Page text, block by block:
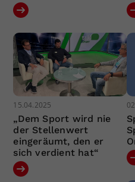
15.04.2025
„Dem Sport wird nie
der Stellenwert
eingeräumt, den er
sich verdient hat“